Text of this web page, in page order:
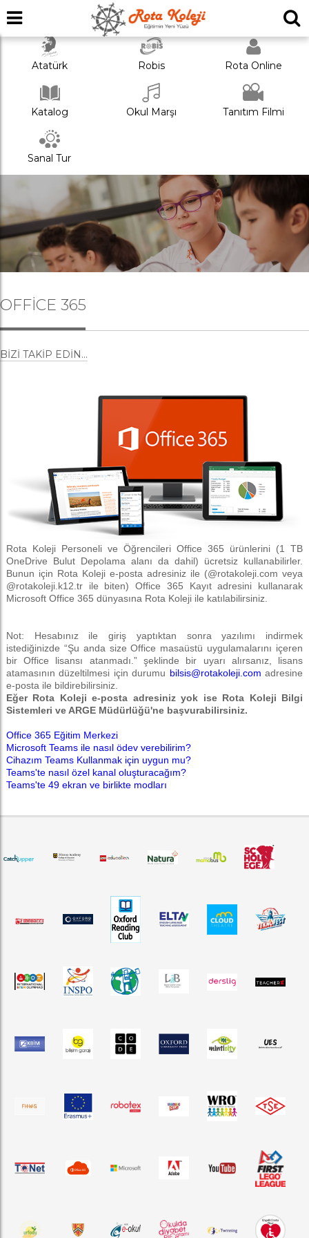
Atatürk Robis Rota Online
Katalog Okul Marşı Tanıtım Filmi
Sanal Tur
OFFICE 365
BIZI TAKIP EDIN...
Rota Koleji Personeli ve Öğrencileri Office 365 ürünlerini (1 TB
OneDrive Bulut Depolama alanı da dahil) ücretsiz kullanabilirler.
Bunun için Rota Koleji e-posta adresiniz ile (@rotakoleji.com veya
@rotakoleji.k12.tr ile biten) Office 365 Kayıt adresini kullanarak
Microsoft Office 365 dünyasına Rota Koleji ile katılabilirsiniz.
Not: Hesabınız ile giriş yaptıktan sonra yazılımı indirmek
istediğinizde “Şu anda size Office masaüstü uygulamalarını içeren
bir Office lisansı atanmadı.” şeklinde bir uyarı alırsanız, lisans
atamasının düzeltilmesi için durumu bilsis@rotakoleji.com adresine
e-posta ile bildirebilirsiniz.
Eğer Rota Koleji e-posta adresiniz yok ise Rota Koleji Bilgi
Sistemleri ve ARGE Müdürlüğü'ne başvurabilirsiniz.
Office 365 Eğitim Merkezi
Microsoft Teams ile nasıl ödev verebilirim?
Cihazım Teams Kullanmak için uygun mu?
Teams'te nasıl özel kanal oluşturacağım?
Teams'te 49 ekran ve birlikte modları